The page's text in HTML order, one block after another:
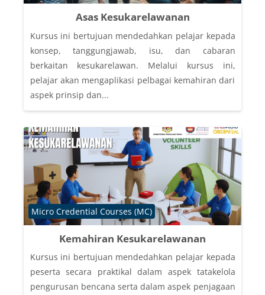
Asas Kesukarelawanan
Kursus ini bertujuan mendedahkan pelajar kepada
konsep, tanggungjawab, isu, dan cabaran
berkaitan kesukarelawan. Melalui kursus ini,
pelajar akan mengaplikasi pelbagai kemahiran dari
aspek prinsip dan...
Kemahiran Kesukarelawanan
Course category
Micro Credential Courses (MC)
Kursus ini bertujuan mendedahkan pelajar kepada
peserta secara praktikal dalam aspek tatakelola
pengurusan bencana serta dalam aspek penjagaan